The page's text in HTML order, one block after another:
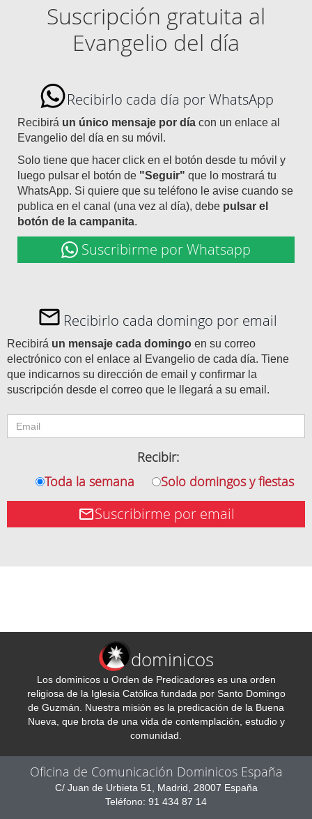
Suscripción gratuita al
Evangelio del día
Recibirlo cada día por WhatsApp
Recibirá un único mensaje por día con un enlace al
Evangelio del día en su móvil.
Solo tiene que hacer click en el botón desde tu móvil y
luego pulsar el botón de "Seguir" que lo mostrará tu
WhatsApp. Si quiere que su teléfono le avise cuando se
publica en el canal (una vez al día), debe pulsar el
botón de la campanita.
Suscribirme por Whatsapp
Recibirlo cada domingo por email
Recibirá un mensaje cada domingo en su correo
electrónico con el enlace al Evangelio de cada día. Tiene
que indicarnos su dirección de email y confirmar la
suscripción desde el correo que le llegará a su email.
Recibir:
Toda la semana
Solo domingos y fiestas
Suscribirme por email
dominicos
Los dominicos u Orden de Predicadores es una orden
religiosa de la Iglesia Católica fundada por Santo Domingo
de Guzmán. Nuestra misión es la predicación de la Buena
Nueva, que brota de una vida de contemplación, estudio y
comunidad.
Oficina de Comunicación Dominicos España
C/ Juan de Urbieta 51, Madrid, 28007 España
Teléfono: 91 434 87 14